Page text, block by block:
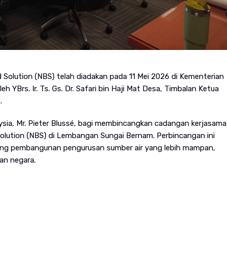
(NBS) telah diadakan pada 11 Mei 2026 di Kementerian
YBrs. Ir. Ts. Gs. Dr. Safari bin Haji Mat Desa, Timbalan Ketua
Mr. Pieter Blussé, bagi membincangkan cadangan kerjasama
(NBS) di Lembangan Sungai Bernam. Perbincangan ini
pembangunan pengurusan sumber air yang lebih mampan,
negara.